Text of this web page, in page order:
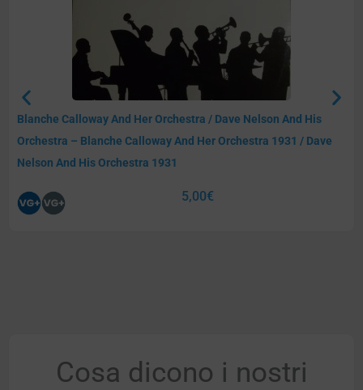
Blanche Calloway And Her Orchestra / Dave Nelson And His
Orchestra – Blanche Calloway And Her Orchestra 1931 / Dave
Nelson And His Orchestra 1931
5,00€
Cosa dicono i nostri